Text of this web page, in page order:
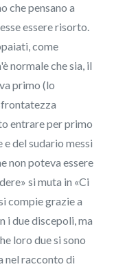
che pensano a
essere risorto.
come
normale che sia, il
primo (lo
entrare per primo
del sudario messi
non poteva essere
si muta in «Ci
compie grazie a
i due discepoli, ma
loro due si sono
nel racconto di